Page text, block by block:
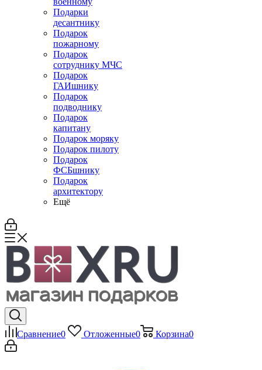
Подарки
десантнику
Подарок
пожарному
Подарок
сотруднику МЧС
Подарок
ГАИшнику
Подарок
подводнику
Подарок
капитану
Подарок моряку
Подарок пилоту
Подарок
ФСБшнику
Подарок
архитектору
Ещё
Сравнение0 Отложенные0 Корзина0